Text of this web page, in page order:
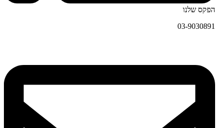
הפקס שלנו
03-9030891